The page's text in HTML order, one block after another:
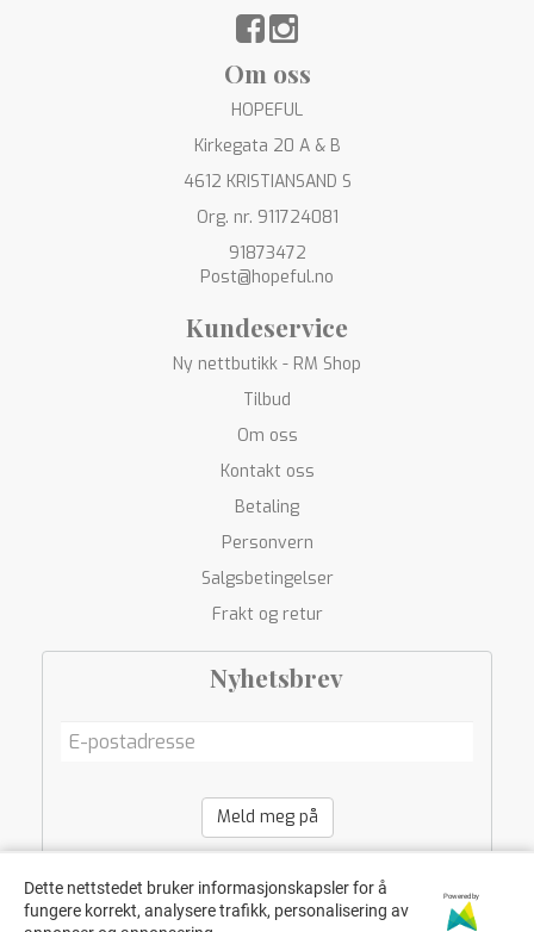
Om oss
HOPEFUL
Kirkegata 20 A & B
4612 KRISTIANSAND S
Org. nr. 911724081
91873472
Post@hopeful.no
Kundeservice
Ny nettbutikk - RM Shop
Tilbud
Om oss
Kontakt oss
Betaling
Personvern
Salgsbetingelser
Frakt og retur
Nyhetsbrev
Meld meg på
Dette nettstedet bruker informasjonskapsler for å
fungere korrekt, analysere trafikk, personalisering av
Powered by